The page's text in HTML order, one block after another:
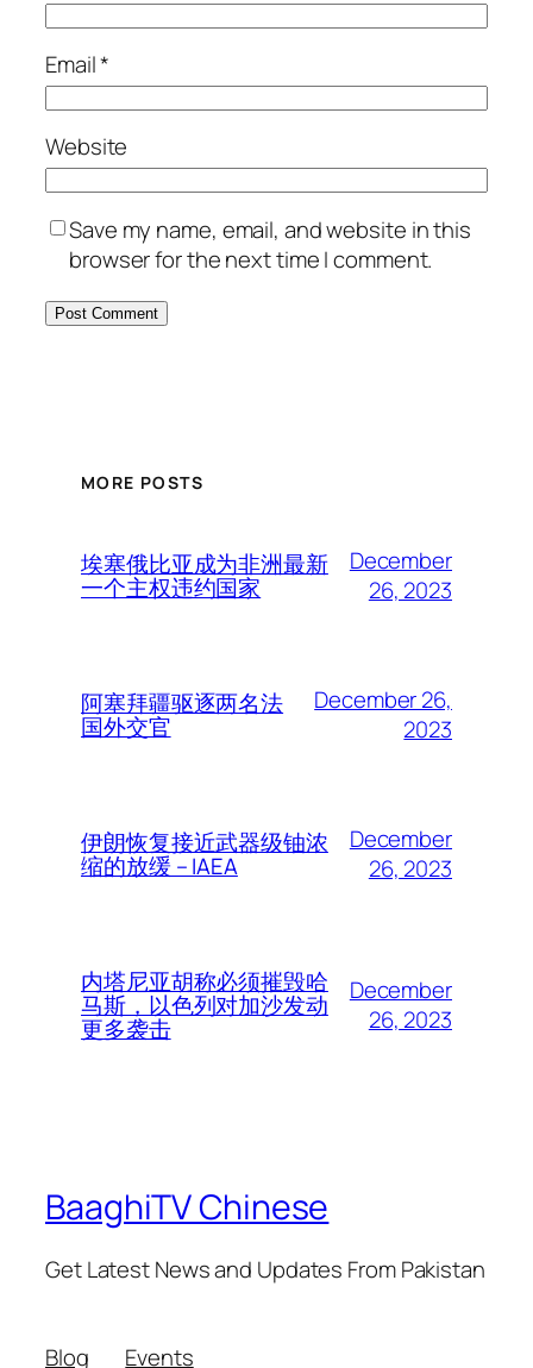
Email*
Website
Save my name, email, and website in this
browser for the next time I comment.
MORE POSTS
埃塞俄比亚成为非洲最新
一个主权违约国家
December
26, 2023
阿塞拜疆驱逐两名法
国外交官
December 26,
2023
伊朗恢复接近武器级铀浓
缩的放缓 – IAEA
December
26, 2023
内塔尼亚胡称必须摧毁哈
马斯，以色列对加沙发动
更多袭击
December
26, 2023
BaaghiTV Chinese
Get Latest News and Updates From Pakistan
Blog Events